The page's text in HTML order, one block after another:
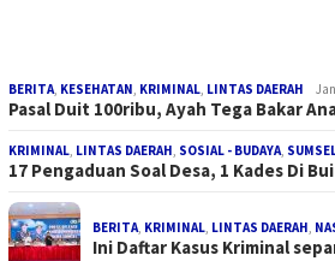
BERITA, KESEHATAN, KRIMINAL, LINTAS DAERAH
Pasal Duit 100ribu, Ayah Tega Bakar
KRIMINAL, LINTAS DAERAH, SOSIAL - BUDAYA,
17 Pengaduan Soal Desa, 1 Kades Di
BERITA, KRIMINAL, LINTAS DAERAH,
Ini Daftar Kasus Kriminal